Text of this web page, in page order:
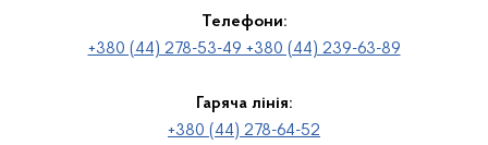
Телефони:
+380 (44) 278-53-49 +380 (44) 239-63-89
Гаряча лінія:
+380 (44) 278-64-52